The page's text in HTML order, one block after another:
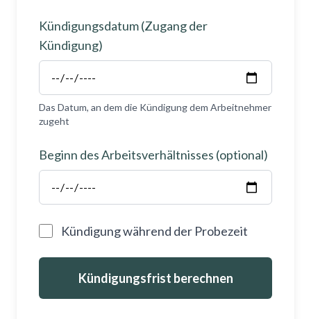
Kündigungsdatum (Zugang der
Kündigung)
Das Datum, an dem die Kündigung dem Arbeitnehmer
zugeht
Beginn des Arbeitsverhältnisses (optional)
Kündigung während der Probezeit
Kündigungsfrist berechnen